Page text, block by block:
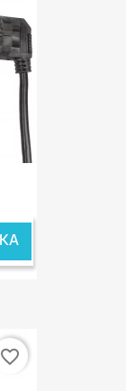
favorite_border